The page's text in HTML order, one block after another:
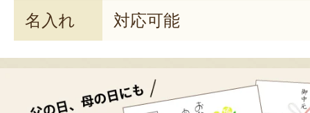
名入れ 対応可能